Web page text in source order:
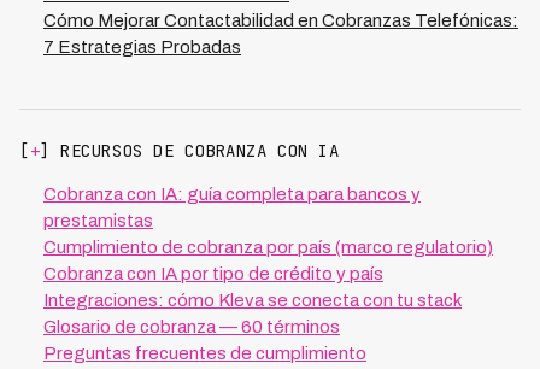
Cómo Mejorar Contactabilidad en Cobranzas Telefónicas:
7 Estrategias Probadas
[ +] RECURSOS DE COBRANZA CON IA
Cobranza con IA: guía completa para bancos y
prestamistas
Cumplimiento de cobranza por país (marco regulatorio)
Cobranza con IA por tipo de crédito y país
Integraciones: cómo Kleva se conecta con tu stack
Glosario de cobranza — 60 términos
Preguntas frecuentes de cumplimiento